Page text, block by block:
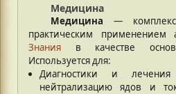
Медицина
Медицина —
практическим применением
Знания в качестве
Используется для:
Диагностики и
нейтрализацию ядов и